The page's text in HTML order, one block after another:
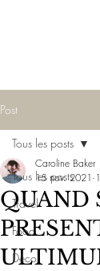
Post
Tous les posts
Travel
Food
Déco
Tous les posts
QUAND
Caroline Baker
15 nov. 2021